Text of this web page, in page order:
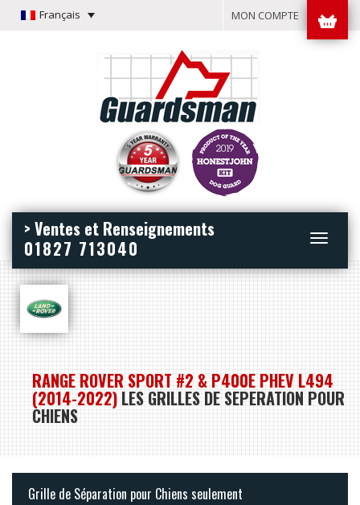
Français MON COMPTE
Toggle
> Ventes et Renseignements
01827 713040
RANGE ROVER SPORT #2 & P400E PHEV L494
(2014-2022) LES GRILLES DE SEPERATION POUR
CHIENS
Grille de Séparation pour Chiens seulement